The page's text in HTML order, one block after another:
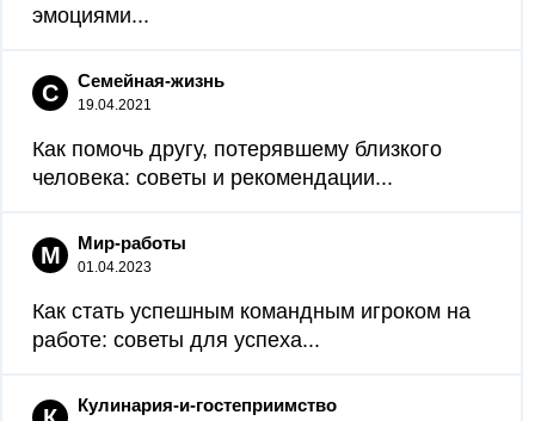
эмоциями...
С Семейная-жизнь
19.04.2021
Как помочь другу, потерявшему близкого
человека: советы и рекомендации...
М Мир-работы
01.04.2023
Как стать успешным командным игроком на
работе: советы для успеха...
Кулинария-и-гостеприимство